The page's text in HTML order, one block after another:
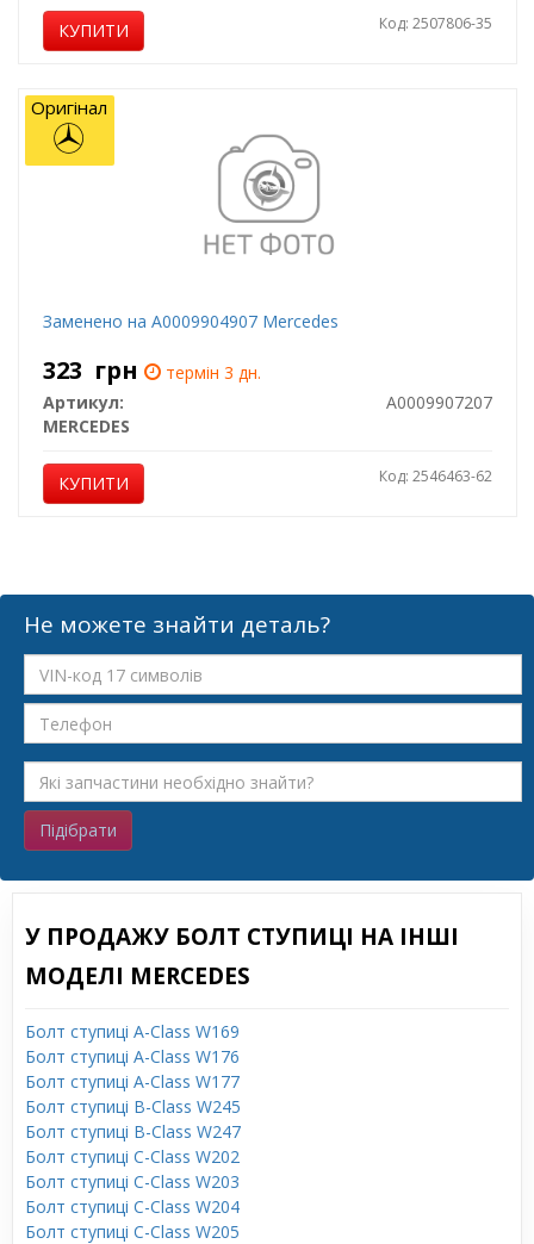
КУПИТИ Код: 2507806-35
Заменено на A0009904907 Mercedes
323 грн
термін 3 дн.
Артикул:
A0009907207
MERCEDES
КУПИТИ Код: 2546463-62
Оригінал
Не можете знайти деталь?
Підібрати
У ПРОДАЖУ БОЛТ СТУПИЦІ НА ІНШІ
МОДЕЛІ MERCEDES
Болт ступиці A-Class W169
Болт ступиці A-Class W176
Болт ступиці A-Class W177
Болт ступиці B-Class W245
Болт ступиці B-Class W247
Болт ступиці C-Class W202
Болт ступиці C-Class W203
Болт ступиці C-Class W204
Болт ступиці C-Class W205